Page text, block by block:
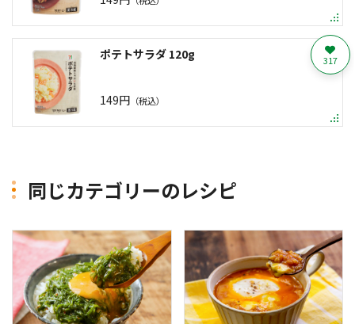
ポテトサラダ 120g
149円 （税込）
317
同じカテゴリーのレシピ